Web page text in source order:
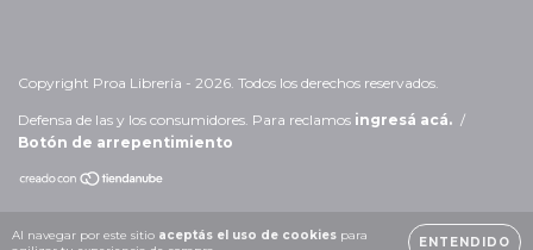
Al navegar por este sitio aceptás el uso de cookies para
ENTENDIDO
Copyright Proa Librería - 2026. Todos los derechos reservados.
Defensa de las y los consumidores. Para reclamos ingresá acá. /
Botón de arrepentimiento